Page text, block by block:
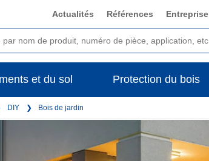
Actualités Références Entreprise
et du sol Protection du bois
DIY Bois de jardin